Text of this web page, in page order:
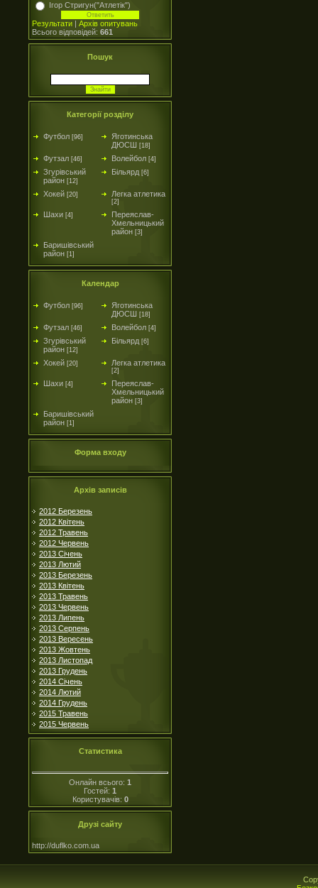
Ігор Стригун("Атлетік")
Результати | Архів опитувань
Всього відповідей: 661
Пошук
Категорії розділу
Футбол [96]
Яготинська
ДЮСШ [18]
Футзал [46] Волейбол [4]
Згурівський
район [12]
Більярд [6]
Хокей [20] Легка атлетика
[2]
Шахи [4]
Переяслав-
Хмельницький
район [3]
Баришівський
район [1]
Календар
Футбол [96]
Яготинська
ДЮСШ [18]
Футзал [46] Волейбол [4]
Згурівський
район [12]
Більярд [6]
Хокей [20] Легка атлетика
[2]
Шахи [4]
Переяслав-
Хмельницький
район [3]
Баришівський
район [1]
Форма входу
Архів записів
2012 Березень
2012 Квітень
2012 Травень
2012 Червень
2013 Січень
2013 Лютий
2013 Березень
2013 Квітень
2013 Травень
2013 Червень
2013 Липень
2013 Серпень
2013 Вересень
2013 Жовтень
2013 Листопад
2013 Грудень
2014 Січень
2014 Лютий
2014 Грудень
2015 Травень
2015 Червень
Статистика
Онлайн всього: 1
Гостей: 1
Користувачів: 0
Друзі сайту
http://duflko.com.ua